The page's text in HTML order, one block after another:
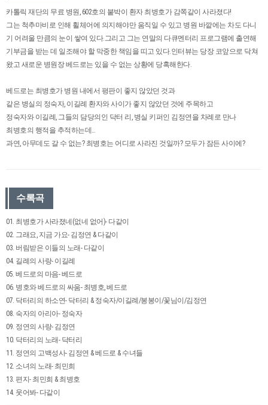
카톨릭 재단의 무료 병원, 602호의 붙박이 환자 최병호가 감쪽같이 사라졌다!
그는 척추마비로 인해 휠체어에 의지해야만 움직일 수 있고 병원 바깥에는 차도 다니
기 어려울 만큼의 눈이 쌓여 있다.그리고 그는 연말의 다큐멘터리 프로그램에 출연해
기부금을 받는 데 일조해야 할 막중한 책임을 띠고 있다.인터뷰는 당장 코앞으로 닥쳐
왔고 새로운 병원장 베드로는 있을 수 없는 상황에 당혹해한다.
베드로는 최병호가 병원 내에서 평판이 좋지 않았던 것과
같은 병실의 정숙자, 이길례 환자와 사이가 좋지 않았던 것에 주목하고
정숙자와 이길례, 그들의 담당의인 닥터 리, 병실 키퍼인 김정연을 차례로 만나
최병호의 행적을 추적하는데…
과연, 아무데도 갈 수 없는? 최병호는 어디로 사라진 것일까? 모두가 잠든 사이에?
수록곡
01. 최병호가 사라졌네(없네 없어)- 다같이
02. 그래요, 지금 가요- 김정연 & 다같이
03. 버림받은 이들의 노래- 다같이
04. 길례의 사랑- 이길례
05. 베드로의 마음- 베드로
06. 병호와 베드로의 싸움- 최병호, 베드로
07. 닥터리의 하소연- 닥터리 & 정숙자/이길례/봉봉이/꽃님이/김정연
08. 숙자의 아리아- 정숙자
09. 정연의 사랑- 김정연
10. 닥터리의 노래- 닥터리
11. 정연의 고백성사- 김정연 & 베드로 & 수녀들
12. 소녀의 노래- 최민희
13. 편지- 최민희 & 최병호
14. 웃어봐- 다같이